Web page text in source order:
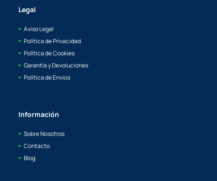
Legal
Aviso Legal
Política de Privacidad
Política de Cookies
Garantía y Devoluciones
Política de Envios
Información
Sobre Nosotros
Contacto
Blog